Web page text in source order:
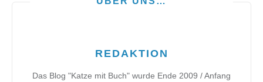
REDAKTION
Das Blog "Katze mit Buch" wurde Ende 2009 / Anfang